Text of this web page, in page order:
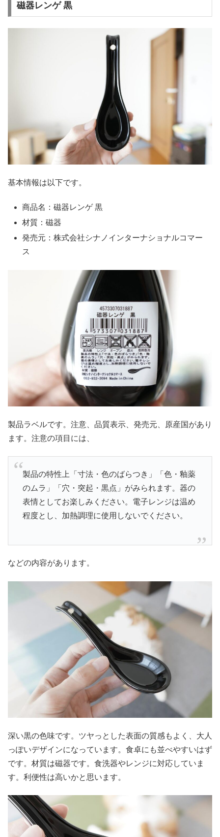
磁器レンゲ 黒
基本情報は以下です。
商品名：磁器レンゲ 黒
材質：磁器
発売元：株式会社シナノインターナショナルコマー
ス
製品ラベルです。注意、品質表示、発売元、原産国があり
ます。注意の項目には、
製品の特性上「寸法・色のばらつき」「色・釉薬
のムラ」「穴・突起・黒点」がみられます。器の
表情としてお楽しみください。電子レンジは温め
程度とし、加熱調理に使用しないでください。
などの内容があります。
深い黒の色味です。ツヤっとした表面の質感もよく、大人
っぽいデザインになっています。食卓にも並べやすいはず
です。材質は磁器です。食洗器やレンジに対応していま
す。利便性は高いかと思います。